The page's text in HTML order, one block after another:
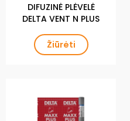
DIFUZINĖ PLĖVELĖ
DELTA VENT N PLUS
Žiūrėti